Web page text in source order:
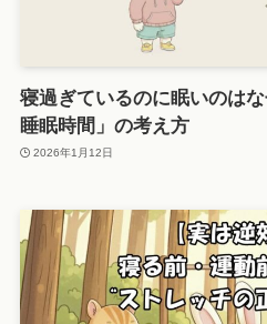
寝過ぎているのに眠いのは
睡眠時間」の考え方
2026年1月12日